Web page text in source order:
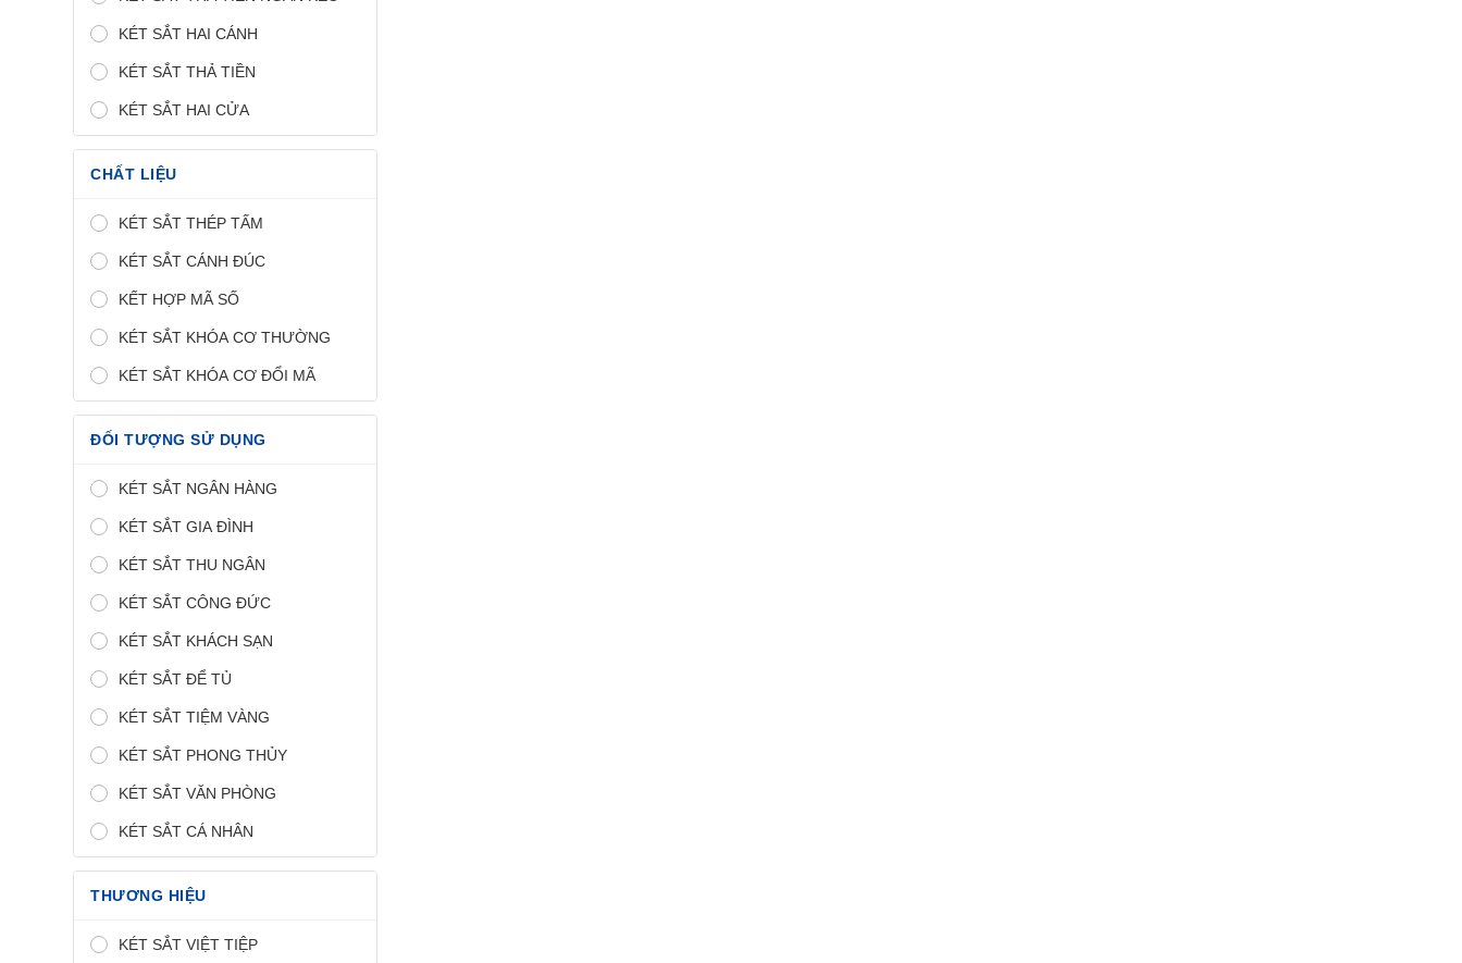
KÉT SẮT HAI CÁNH
KÉT SẮT THẢ TIỀN
KÉT SẮT HAI CỬA
CHẤT LIỆU
KÉT SẮT THÉP TẤM
KÉT SẮT CÁNH ĐÚC
KẾT HỢP MÃ SỐ
KÉT SẮT KHÓA CƠ THƯỜNG
KÉT SẮT KHÓA CƠ ĐỔI MÃ
ĐỐI TƯỢNG SỬ DỤNG
KÉT SẮT NGÂN HÀNG
KÉT SẮT GIA ĐÌNH
KÉT SẮT THU NGÂN
KÉT SẮT CÔNG ĐỨC
KÉT SẮT KHÁCH SẠN
KÉT SẮT ĐỂ TỦ
KÉT SẮT TIỆM VÀNG
KÉT SẮT PHONG THỦY
KÉT SẮT VĂN PHÒNG
KÉT SẮT CÁ NHÂN
THƯƠNG HIỆU
KÉT SẮT VIỆT TIỆP